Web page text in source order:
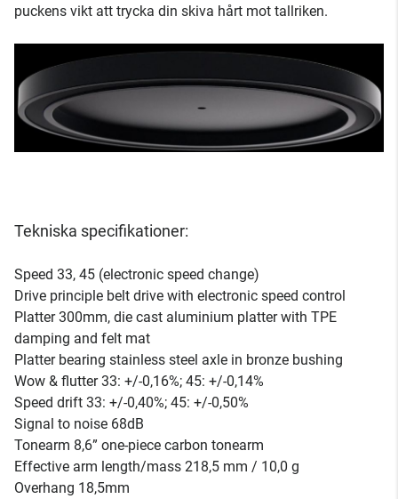
puckens vikt att trycka din skiva hårt mot tallriken.
Tekniska specifikationer:
Speed 33, 45 (electronic speed change)
Drive principle belt drive with electronic speed control
Platter 300mm, die cast aluminium platter with TPE
damping and felt mat
Platter bearing stainless steel axle in bronze bushing
Wow & flutter 33: +/-0,16%; 45: +/-0,14%
Speed drift 33: +/-0,40%; 45: +/-0,50%
Signal to noise 68dB
Tonearm 8,6” one-piece carbon tonearm
Effective arm length/mass 218,5 mm / 10,0 g
Overhang 18,5mm